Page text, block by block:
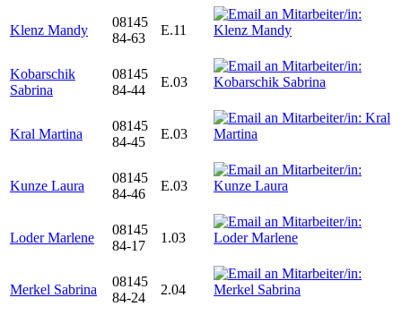
Klenz Mandy
08145
84-63
E.11
Kobarschik
Sabrina
08145
84-44
E.03
Kral Martina
08145
84-45
E.03
Kunze Laura
08145
84-46
E.03
Loder Marlene
08145
84-17
1.03
Merkel Sabrina
08145
84-24
2.04